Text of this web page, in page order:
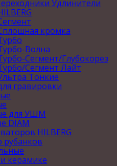
Удлинители
кромка
Волна
Сегмент/Глубокорез
Сегмент Лайт
Тонкие
гравировки
для УШМ
DIAM
HILBERG
рубанков
керамике